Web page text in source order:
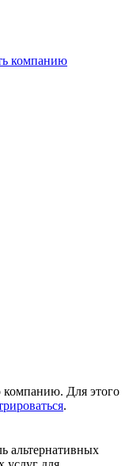
компанию
Для этого
.
альтернативных